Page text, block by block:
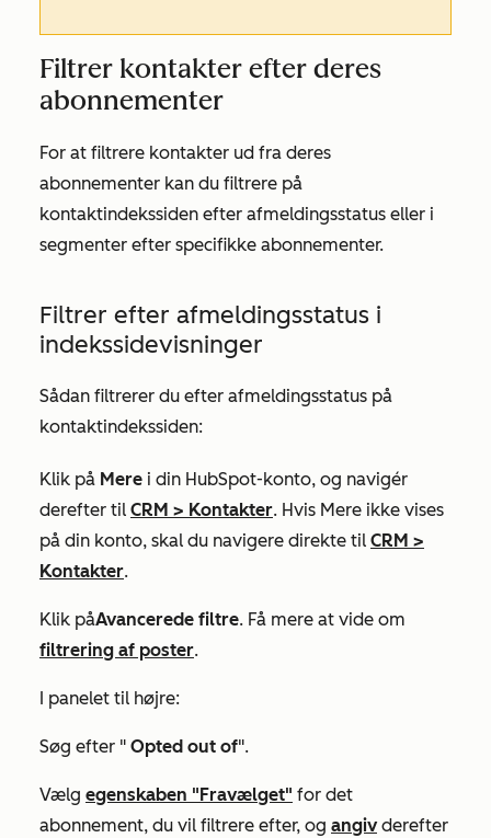
Filtrer kontakter efter deres
abonnementer
For at filtrere kontakter ud fra deres
abonnementer kan du filtrere på
kontaktindekssiden efter afmeldingsstatus eller i
segmenter efter specifikke abonnementer.
Filtrer efter afmeldingsstatus i
indekssidevisninger
Sådan filtrerer du efter afmeldingsstatus på
kontaktindekssiden:
Klik på Mere i din HubSpot-konto, og navigér
derefter til CRM > Kontakter. Hvis Mere ikke vises
på din konto, skal du navigere direkte til CRM >
Kontakter.
Klik påAvancerede filtre. Få mere at vide om
filtrering af poster.
I panelet til højre:
Søg efter " Opted out of".
Vælg egenskaben "Fravælget" for det
abonnement, du vil filtrere efter, og angivderefter